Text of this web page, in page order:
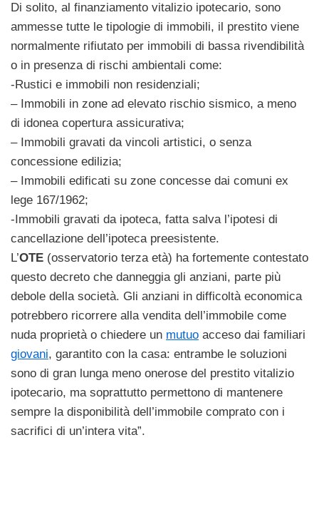
Di solito, al finanziamento vitalizio ipotecario, sono
ammesse tutte le tipologie di immobili, il prestito viene
normalmente rifiutato per immobili di bassa rivendibilità
o in presenza di rischi ambientali come:
-Rustici e immobili non residenziali;
– Immobili in zone ad elevato rischio sismico, a meno
di idonea copertura assicurativa;
– Immobili gravati da vincoli artistici, o senza
concessione edilizia;
– Immobili edificati su zone concesse dai comuni ex
lege 167/1962;
-Immobili gravati da ipoteca, fatta salva l’ipotesi di
cancellazione dell’ipoteca preesistente.
L’OTE (osservatorio terza età) ha fortemente contestato
questo decreto che danneggia gli anziani, parte più
debole della società. Gli anziani in difficoltà economica
potrebbero ricorrere alla vendita dell’immobile come
nuda proprietà o chiedere un mutuo acceso dai familiari
giovani, garantito con la casa: entrambe le soluzioni
sono di gran lunga meno onerose del prestito vitalizio
ipotecario, ma soprattutto permettono di mantenere
sempre la disponibilità dell’immobile comprato con i
sacrifici di un’intera vita”.